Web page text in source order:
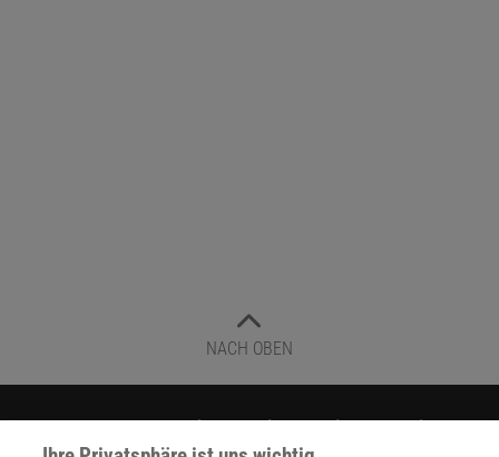
NACH OBEN
Für Sie im Spektrum-Shop und am Kiosk: